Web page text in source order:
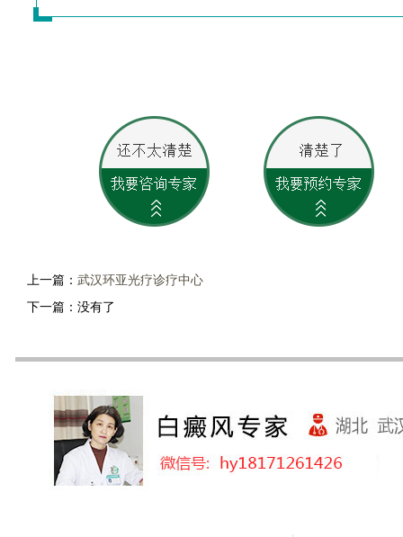
上一篇： 武汉环亚光疗诊疗中心
下一篇：没有了